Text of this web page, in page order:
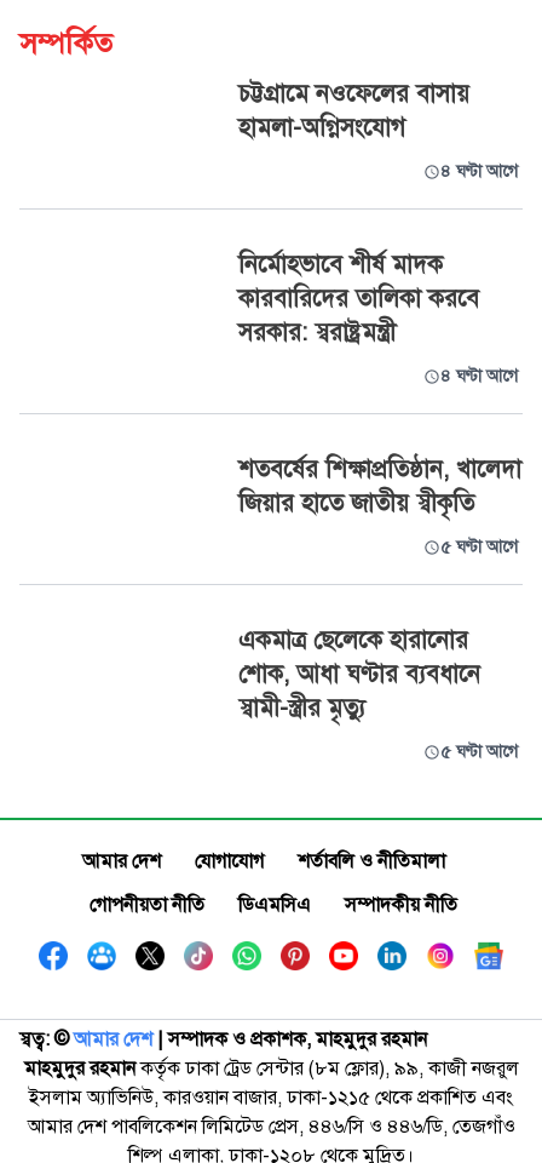
সম্পর্কিত
চট্টগ্রামে নওফেলের বাসায়
হামলা-অগ্নিসংযোগ
৪ ঘণ্টা আগে
নির্মোহভাবে শীর্ষ মাদক
কারবারিদের তালিকা করবে
সরকার: স্বরাষ্ট্রমন্ত্রী
৪ ঘণ্টা আগে
শতবর্ষের শিক্ষাপ্রতিষ্ঠান, খালেদা
জিয়ার হাতে জাতীয় স্বীকৃতি
৫ ঘণ্টা আগে
একমাত্র ছেলেকে হারানোর
শোক, আধা ঘণ্টার ব্যবধানে
স্বামী-স্ত্রীর মৃত্যু
৫ ঘণ্টা আগে
আমার দেশ যোগাযোগ
শর্তাবলি ও নীতিমালা
গোপনীয়তা নীতি
ডিএমসিএ সম্পাদকীয় নীতি
স্বত্ব: ©️আমার দেশ| সম্পাদক ও প্রকাশক, মাহমুদুর রহমান
মাহমুদুর রহমানকর্তৃক ঢাকা ট্রেড সেন্টার (৮ম ফ্লোর), ৯৯, কাজী নজরুল
ইসলাম অ্যাভিনিউ, কারওয়ান বাজার, ঢাকা-১২১৫ থেকে প্রকাশিত এবং
আমার দেশ পাবলিকেশন লিমিটেড প্রেস, ৪৪৬/সি ও ৪৪৬/ডি, তেজগাঁও
শিল্প এলাকা, ঢাকা-১২০৮ থেকে মুদ্রিত।